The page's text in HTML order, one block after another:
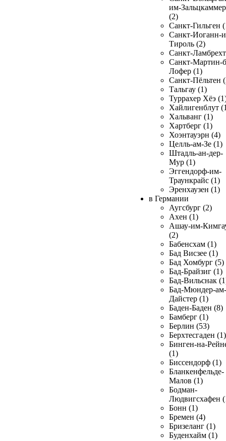
им-
(2)
Санкт-Гильген
Санкт-Иоганн-
Тироль (2)
Санкт-
Санкт-Мартин-
Лофер (1)
Санкт-Пёльтен
Тальгау (1)
Туррахер Хёэ
Хайлигенблут
Хальванг (1)
Хартберг (1)
Хоэнтауэрн (4)
Целль-ам-Зе (1)
Штадль-ан-дер-
Мур (1)
Эггендорф-им-
Траункрайс (1)
Эренхаузен (1)
в Германии
Аугсбург (2)
Ахен (1)
Ашау-им-
(2)
Бабенсхам (1)
Бад Висзее (1)
Бад Хомбург (5)
Бад-Брайзиг (1)
Бад-Вильснак
Бад-Мюндер-ам-
Дайстер (1)
Баден-Баден (8)
Бамберг (1)
Берлин (53)
Берхтесгаден (1)
Бинген-на-
(1)
Биссендорф (1)
Бланкенфельде-
Малов (1)
Бодман-
Людвигсхафен
Бонн (1)
Бремен (4)
Бризеланг (1)
Буденхайм (1)